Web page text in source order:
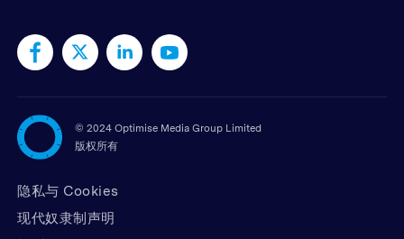
© 2024 Optimise Media Group Limited
版权所有
隐私与 Cookies
现代奴隶制声明